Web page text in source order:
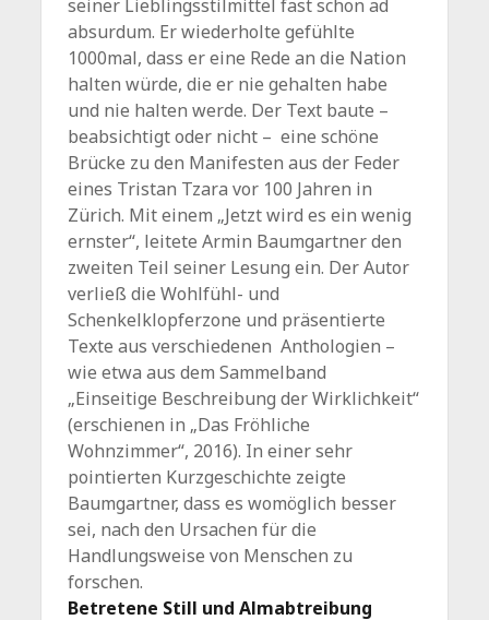
seiner Lieblingsstilmittel fast schon ad
absurdum. Er wiederholte gefühlte
1000mal, dass er eine Rede an die Nation
halten würde, die er nie gehalten habe
und nie halten werde. Der Text baute –
beabsichtigt oder nicht – eine schöne
Brücke zu den Manifesten aus der Feder
eines Tristan Tzara vor 100 Jahren in
Zürich. Mit einem „Jetzt wird es ein wenig
ernster“, leitete Armin Baumgartner den
zweiten Teil seiner Lesung ein. Der Autor
verließ die Wohlfühl- und
Schenkelklopferzone und präsentierte
Texte aus verschiedenen Anthologien –
wie etwa aus dem Sammelband
„Einseitige Beschreibung der Wirklichkeit“
(erschienen in „Das Fröhliche
Wohnzimmer“, 2016). In einer sehr
pointierten Kurzgeschichte zeigte
Baumgartner, dass es womöglich besser
sei, nach den Ursachen für die
Handlungsweise von Menschen zu
forschen.
Betretene Still und Almabtreibung